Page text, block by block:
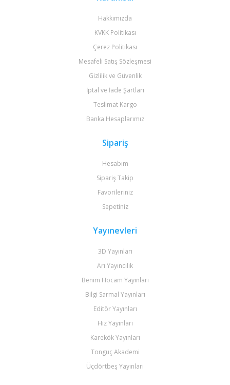
Hakkımızda
KVKK Politikası
Çerez Politikası
Mesafeli Satış Sözleşmesi
Gizlilik ve Güvenlik
İptal ve İade Şartları
Teslimat Kargo
Banka Hesaplarımız
Sipariş
Hesabım
Sipariş Takip
Favorileriniz
Sepetiniz
Yayınevleri
3D Yayınları
Arı Yayıncılık
Benim Hocam Yayınları
Bilgi Sarmal Yayınları
Editör Yayınları
Hız Yayınları
Karekök Yayınları
Tonguç Akademi
Üçdörtbeş Yayınları